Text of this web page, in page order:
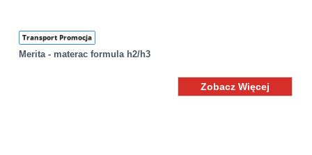
Transport Promocja
Merita - materac formula h2/h3
Zobacz Więcej